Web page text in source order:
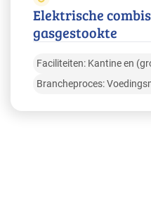
Elektrische
gasgestookte
Faciliteiten: Kantine en
Brancheproces: